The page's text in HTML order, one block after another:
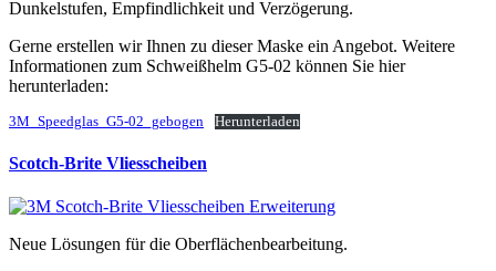
Dunkelstufen, Empfindlichkeit und Verzögerung.
Gerne erstellen wir Ihnen zu dieser Maske ein Angebot. Weitere
Informationen zum Schweißhelm G5-02 können Sie hier
herunterladen:
3M_Speedglas_G5-02_gebogen Herunterladen
Scotch-Brite Vliesscheiben
Neue Lösungen für die Oberflächenbearbeitung.